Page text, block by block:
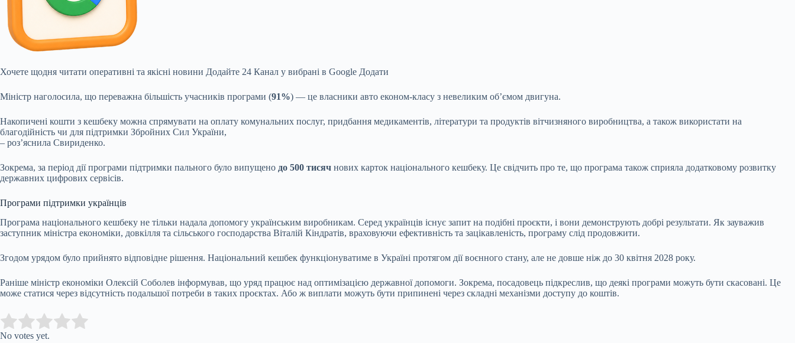
Хочете щодня читати оперативні та якісні новини Додайте 24 Канал у вибрані в Google Додати
Міністр наголосила, що переважна більшість учасників програми (91%) — це власники авто економ-класу з невеликим об’ємом двигуна.
Накопичені кошти з кешбеку можна спрямувати на оплату комунальних послуг, придбання медикаментів, літератури та продуктів вітчизняного виробництва, а також використати на
благодійність чи для підтримки Збройних Сил України,
– роз’яснила Свириденко.
Зокрема, за період дії програми підтримки пального було випущено до 500 тисяч нових карток національного кешбеку. Це свідчить про те, що програма також сприяла додатковому розвитку
державних цифрових сервісів.
Програми підтримки українців
Програма національного кешбеку не тільки надала допомогу українським виробникам. Серед українців існує запит на подібні проєкти, і вони демонструють добрі результати. Як зауважив
заступник міністра економіки, довкілля та сільського господарства Віталій Кіндратів, враховуючи ефективність та зацікавленість, програму слід продовжити.
Згодом урядом було прийнято відповідне рішення. Національний кешбек функціонуватиме в Україні протягом дії воєнного стану, але не довше ніж до 30 квітня 2028 року.
Раніше міністр економіки Олексій Соболев інформував, що уряд працює над оптимізацією державної допомоги. Зокрема, посадовець підкреслив, що деякі програми можуть бути скасовані. Це
може статися через відсутність подальшої потреби в таких проєктах. Або ж виплати можуть бути припинені через складні механізми доступу до коштів.
Rate this item:
No votes yet.